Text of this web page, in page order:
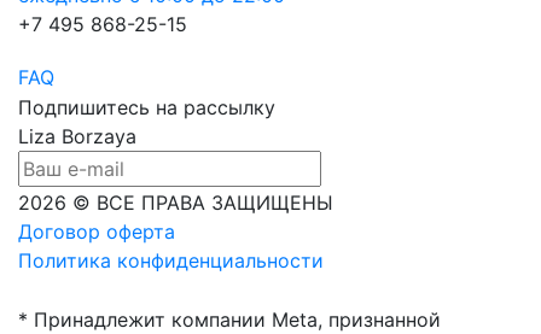
+7 495 868-25-15
FAQ
Подпишитесь на рассылку
Liza Borzaya
2026 © ВСЕ ПРАВА ЗАЩИЩЕНЫ
Договор оферта
Политика конфиденциальности
* Принадлежит компании Meta, признанной